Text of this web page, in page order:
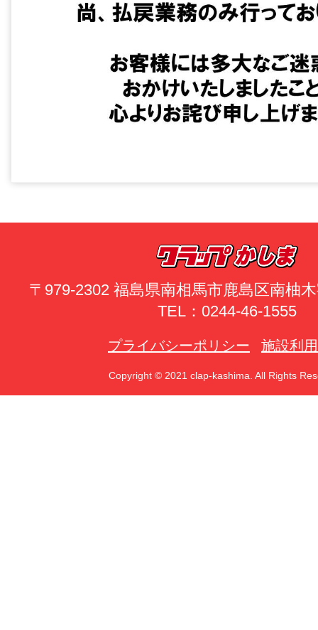
〒979-2302 福島県南相馬市鹿島区南柚
TEL：0244-46-1555
プライバシーポリシー 施設利
Copyright © 2021 clap-kashima. All Rights